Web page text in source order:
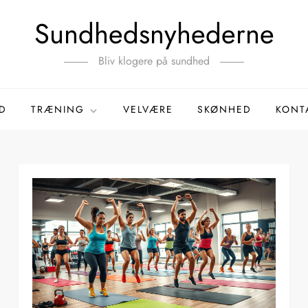
Sundhedsnyhederne
Bliv klogere på sundhed
TRÆNING VELVÆRE SKØNHED